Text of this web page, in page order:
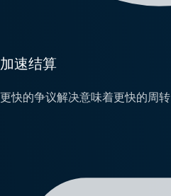
加速结算
更快的争议解决意味着更快的周转